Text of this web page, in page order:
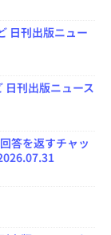
日刊出版ニュー
日刊出版ニュース
答を返すチャッ